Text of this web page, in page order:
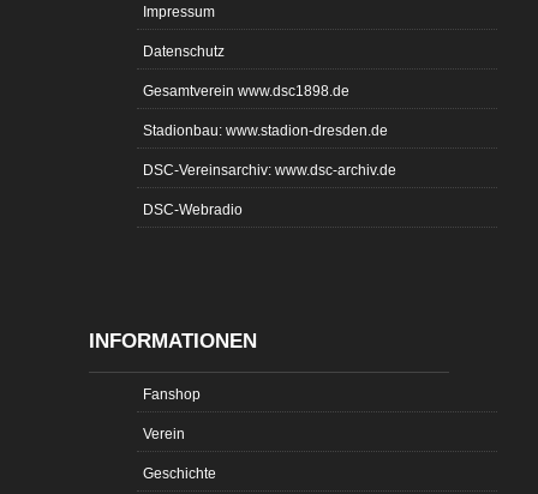
Impressum
Datenschutz
Gesamtverein www.dsc1898.de
Stadionbau: www.stadion-dresden.de
DSC-Vereinsarchiv: www.dsc-archiv.de
DSC-Webradio
INFORMATIONEN
Fanshop
Verein
Geschichte